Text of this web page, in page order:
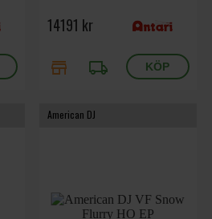
14191 kr
store local_shipping
American DJ